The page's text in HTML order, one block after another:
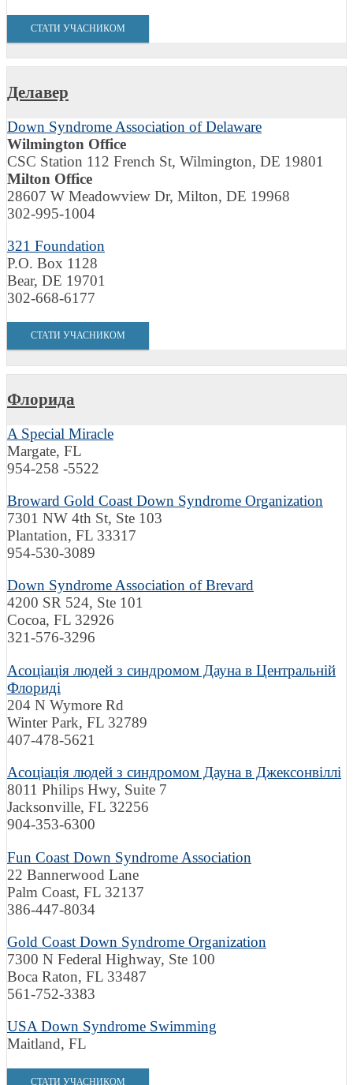
СТАТИ УЧАСНИКОМ
Делавер
Down Syndrome Association of Delaware
Wilmington Office
CSC Station 112 French St, Wilmington, DE 19801
Milton Office
28607 W Meadowview Dr, Milton, DE 19968
302-995-1004
321 Foundation
P.O. Box 1128
Bear, DE 19701
302-668-6177
СТАТИ УЧАСНИКОМ
Флорида
A Special Miracle
Margate, FL
954-258 -5522
Broward Gold Coast Down Syndrome Organization
7301 NW 4th St, Ste 103
Plantation, FL 33317
954-530-3089
Down Syndrome Association of Brevard
4200 SR 524, Ste 101
Cocoa, FL 32926
321-576-3296
Асоціація людей з синдромом Дауна в Центральній
Флориді
204 N Wymore Rd
Winter Park, FL 32789
407-478-5621
Асоціація людей з синдромом Дауна в Джексонвіллі
8011 Philips Hwy, Suite 7
Jacksonville, FL 32256
904-353-6300
Fun Coast Down Syndrome Association
22 Bannerwood Lane
Palm Coast, FL 32137
386-447-8034
Gold Coast Down Syndrome Organization
7300 N Federal Highway, Ste 100
Boca Raton, FL 33487
561-752-3383
USA Down Syndrome Swimming
Maitland, FL
СТАТИ УЧАСНИКОМ